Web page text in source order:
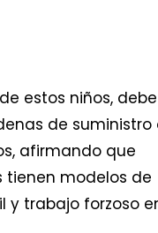
estos niños,
de suministro
afirmando que
tienen modelos de
y trabajo forzoso